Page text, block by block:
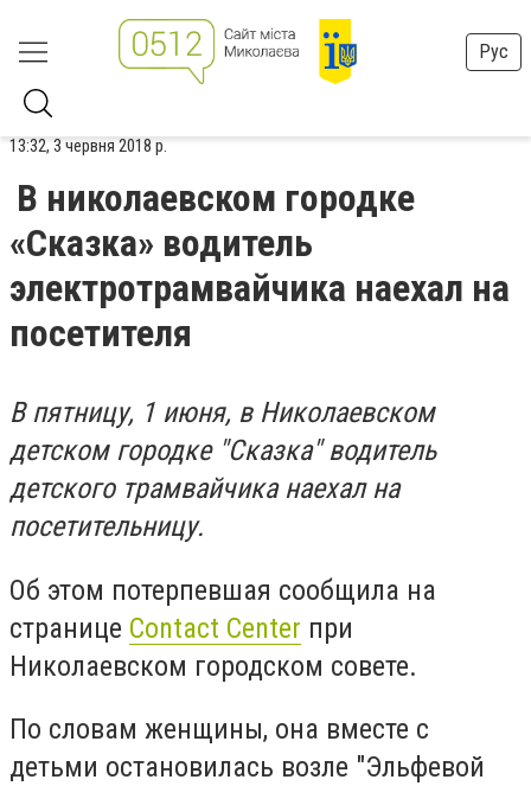
Рус
13:32, 3 червня 2018 р.
В николаевском городке
«Сказка» водитель
электротрамвайчика наехал на
посетителя
В пятницу, 1 июня, в Николаевском
детском городке "Сказка" водитель
детского трамвайчика наехал на
посетительницу.
Об этом потерпевшая сообщила на
странице Contact Center при
Николаевском городском совете.
По словам женщины, она вместе с
детьми остановилась возле "Эльфевой